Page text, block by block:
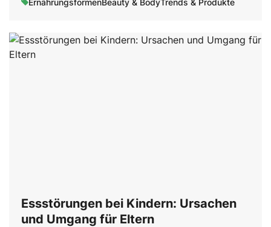
ErnährungsformenBeauty & BodyTrends & Produkte
Essstörungen bei Kindern: Ursachen
und Umgang für Eltern